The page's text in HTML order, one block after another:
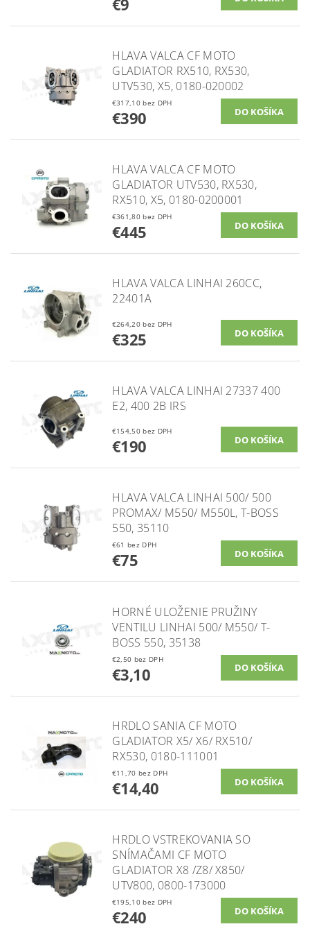
HLAVA VALCA CF MOTO
GLADIATOR RX510, RX530,
UTV530, X5, 0180-020002
€317,10 bez DPH
€390
HLAVA VALCA CF MOTO
GLADIATOR UTV530, RX530,
RX510, X5, 0180-0200001
€361,80 bez DPH
€445
HLAVA VALCA LINHAI 260CC,
22401A
€264,20 bez DPH
€325
HLAVA VALCA LINHAI 27337 400
E2, 400 2B IRS
€154,50 bez DPH
€190
HLAVA VALCA LINHAI 500/ 500
PROMAX/ M550/ M550L, T-BOSS
550, 35110
€61 bez DPH
€75
HORNÉ ULOŽENIE PRUŽINY
VENTILU LINHAI 500/ M550/ T-
BOSS 550, 35138
€2,50 bez DPH
€3,10
HRDLO SANIA CF MOTO
GLADIATOR X5/ X6/ RX510/
RX530, 0180-111001
€11,70 bez DPH
€14,40
HRDLO VSTREKOVANIA SO
SNÍMAČAMI CF MOTO
GLADIATOR X8 /Z8/ X850/
UTV800, 0800-173000
€195,10 bez DPH
€240